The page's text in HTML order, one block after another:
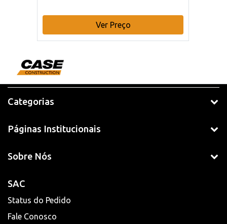
Ver Preço
Categorias
Páginas Institucionais
Sobre Nós
SAC
Status do Pedido
Fale Conosco